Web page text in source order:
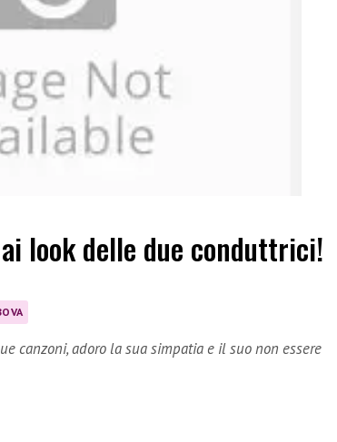
look delle due conduttrici!
canzoni, adoro la sua simpatia e il suo non essere